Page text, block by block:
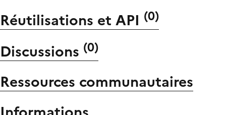
Réutilisations et API (0)
Discussions (0)
Ressources communautaires